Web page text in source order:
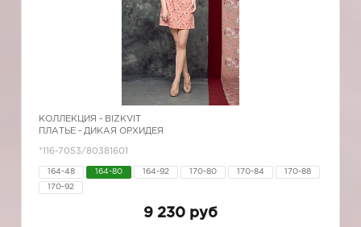
КОЛЛЕКЦИЯ - BIZKVIT
ПЛАТЬЕ - ДИКАЯ ОРХИДЕЯ
*116-7053/80381601
164-48 164-80 164-92 170-80 170-84 170-88
170-92
9 230 руб